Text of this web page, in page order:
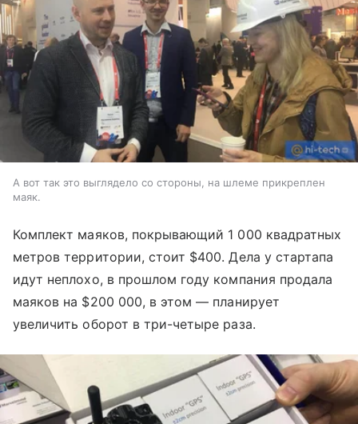
А вот так это выглядело со стороны, на шлеме прикреплен
маяк.
Комплект маяков, покрывающий 1 000 квадратных
метров территории, стоит $400. Дела у стартапа
идут неплохо, в прошлом году компания продала
маяков на $200 000, в этом — планирует
увеличить оборот в три-четыре раза.